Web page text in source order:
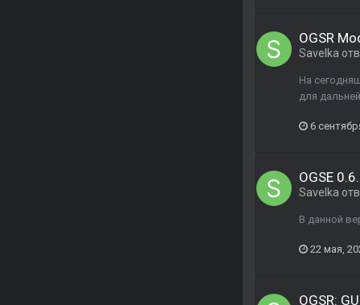
OGSR
Savelka
На
для
6
OGSE
Savelka
В данной
22 мая,
OGSR: